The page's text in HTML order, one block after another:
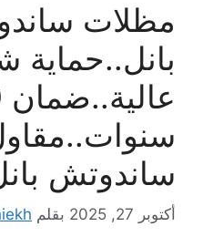
مظلات
بانل..حماية
ساندوتش
أكتوبر 27, 2025 بقلم